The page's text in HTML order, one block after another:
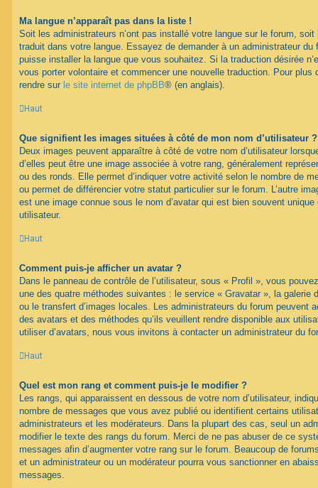
Ma langue n’apparaît pas dans la liste !
Soit les administrateurs n’ont pas installé votre langue sur le forum, soit
traduit dans votre langue. Essayez de demander à un administrateur du
puisse installer la langue que vous souhaitez. Si la traduction désirée
vous porter volontaire et commencer une nouvelle traduction. Pour plus
rendre sur le site internet de phpBB® (en anglais).
Haut
Que signifient les images situées à côté de mon nom d’utilisateur ?
Deux images peuvent apparaître à côté de votre nom d’utilisateur
d’elles peut être une image associée à votre rang, généralement
ou des ronds. Elle permet d’indiquer votre activité selon le nombre de
ou permet de différencier votre statut particulier sur le forum. L’autre
est une image connue sous le nom d’avatar qui est bien souvent
utilisateur.
Haut
Comment puis-je afficher un avatar ?
Dans le panneau de contrôle de l’utilisateur, sous « Profil », vous
une des quatre méthodes suivantes : le service « Gravatar », la galerie
ou le transfert d’images locales. Les administrateurs du forum peuvent
des avatars et des méthodes qu’ils veuillent rendre disponible aux
utiliser d’avatars, nous vous invitons à contacter un administrateur du
Haut
Quel est mon rang et comment puis-je le modifier ?
Les rangs, qui apparaissent en dessous de votre nom d’utilisateur,
nombre de messages que vous avez publié ou identifient certains
administrateurs et les modérateurs. Dans la plupart des cas, seul un
modifier le texte des rangs du forum. Merci de ne pas abuser de ce
messages afin d’augmenter votre rang sur le forum. Beaucoup de
et un administrateur ou un modérateur pourra vous sanctionner en
messages.